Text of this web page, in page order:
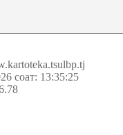
соат: 13:35:25